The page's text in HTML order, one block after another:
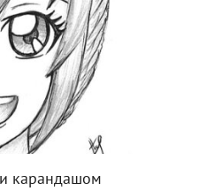
карандашом